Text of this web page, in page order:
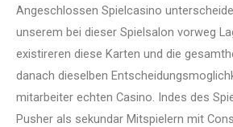
Angeschlossen Spielcasino
unserem bei dieser Spielsalon vorweg
existireren diese Karten und die
danach dieselben
mitarbeiter echten Casino. Indes des
Pusher als sekundar Mitspielern mit